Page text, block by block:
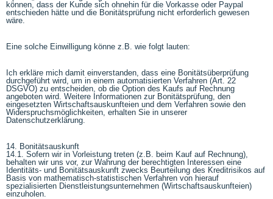
können, dass der Kunde sich ohnehin für die Vorkasse oder Paypal
entschieden hätte und die Bonitätsprüfung nicht erforderlich gewesen
wäre.
Eine solche Einwilligung könne z.B. wie folgt lauten:
Ich erkläre mich damit einverstanden, dass eine Bonitätsüberprüfung
durchgeführt wird, um in einem automatisierten Verfahren (Art. 22
DSGVO) zu entscheiden, ob die Option des Kaufs auf Rechnung
angeboten wird. Weitere Informationen zur Bonitätsprüfung, den
eingesetzten Wirtschaftsauskunfteien und dem Verfahren sowie den
Widerspruchsmöglichkeiten, erhalten Sie in unserer
Datenschutzerklärung.
14. Bonitätsauskunft
14.1. Sofern wir in Vorleistung treten (z.B. beim Kauf auf Rechnung),
behalten wir uns vor, zur Wahrung der berechtigten Interessen eine
Identitäts- und Bonitätsauskunft zwecks Beurteilung des Kreditrisikos auf
Basis von mathematisch-statistischen Verfahren von hierauf
spezialisierten Dienstleistungsunternehmen (Wirtschaftsauskunfteien)
einzuholen.